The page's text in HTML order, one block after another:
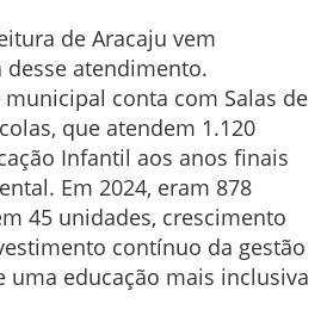
de Aracaju vem
atendimento.
conta com Salas de
que atendem 1.120
Infantil aos anos finais
Em 2024, eram 878
45 unidades, crescimento
contínuo da gestão
uma educação mais inclusiva